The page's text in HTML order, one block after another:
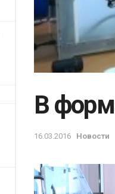
В
16.03.2016 Новости